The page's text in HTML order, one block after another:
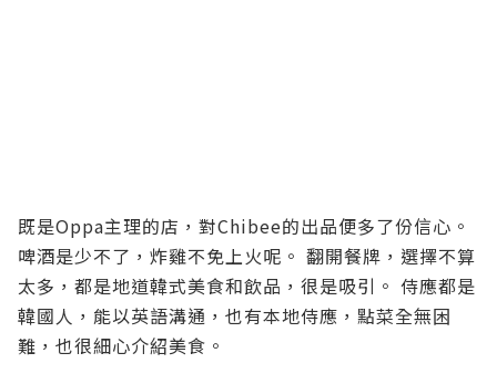
既是Oppa主理的店，對Chibee的出品便多了份信心。
啤酒是少不了，炸雞不免上火呢。 翻開餐牌，選擇不算
太多，都是地道韓式美食和飲品，很是吸引。 侍應都是
韓國人，能以英語溝通，也有本地侍應，點菜全無困
難，也很細心介紹美食。